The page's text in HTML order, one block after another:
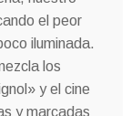
el peor
iluminada.
los
y el cine
y marcadas